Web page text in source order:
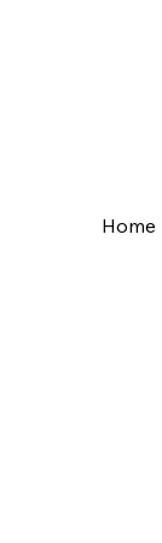
Home